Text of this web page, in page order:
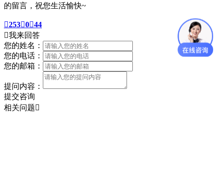
的留言，祝您生活愉快~
253044
我来回答
您的姓名：
您的电话：
您的邮箱：
提问内容：
提交咨询
相关问题